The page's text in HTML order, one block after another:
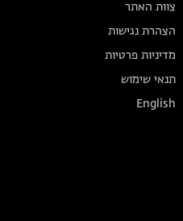
צוות האתר
הצהרת נגישות
מדיניות פרטיות
תנאי שימוש
English